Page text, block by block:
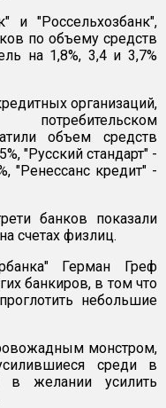
и "Россельхозбанк",
по объему средств
на 1,8%, 3,4 и 3,7%
организаций,
объем средств
"Русский стандарт" -
"Ренессанс кредит" -
банков показали
счетах физлиц.
Герман Греф
банкиров, в том что
небольшие
монстром,
среди в
в желании усилить